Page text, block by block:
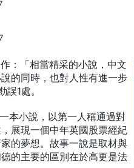
：「相當精采的小說，中文
的同時，也對人性有進一步
1處。
本小說，以第一人稱通過對
展現一個中年英國股票經紀
的夢想。故事一說是取材與
的主要的區別在於高更是法